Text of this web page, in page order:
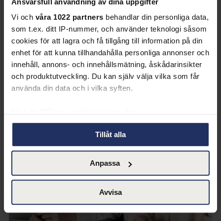
Vi och våra 1022 partners behandlar din personliga data,
som t.ex. ditt IP-nummer, och använder teknologi såsom
cookies för att lagra och få tillgång till information på din
enhet för att kunna tillhandahålla personliga annonser och
innehåll, annons- och innehållsmätning, åskådarinsikter
och produktutveckling. Du kan själv välja vilka som får
använda din data och i vilka syften.
Samla in information om din geografiska plats
som kan ha en noggrannhet på upp till flera meter
Identifiera din enhet genom att aktivt skanna den
för specifika kännetecken (fingeravtryck)
Ta reda på mer om hur dina personliga uppgifter
behandlas och ställ in dina preferenser i
Du kan ändra eller dra tillbaka ditt samtycke när som
helst från cookie-förklaringen.
Tillåt alla
Anpassa
Avvisa
Behovet av kvalificerad säkerhetskompetens fortsätter
att öka inom både privat och offentlig sektor. Samtidigt
står många verksamheter inför utmaningen att...